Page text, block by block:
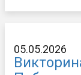
05.05.2026